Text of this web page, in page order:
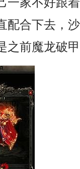
配合下去，
之前魔龙破